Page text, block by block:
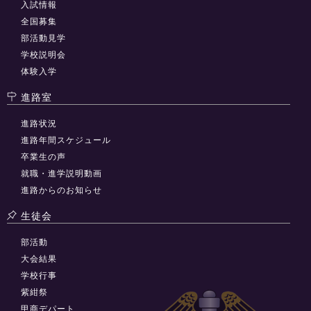
入試情報
全国募集
部活動見学
学校説明会
体験入学
進路室
進路状況
進路年間スケジュール
卒業生の声
就職・進学説明動画
進路からのお知らせ
生徒会
部活動
大会結果
学校行事
紫紺祭